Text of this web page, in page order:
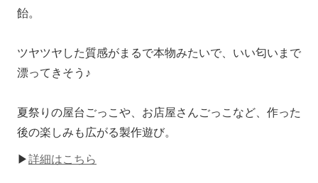
飴。
ツヤツヤした質感がまるで本物みたいで、いい匂いまで
漂ってきそう♪
夏祭りの屋台ごっこや、お店屋さんごっこなど、作った
後の楽しみも広がる製作遊び。
▶詳細はこちら